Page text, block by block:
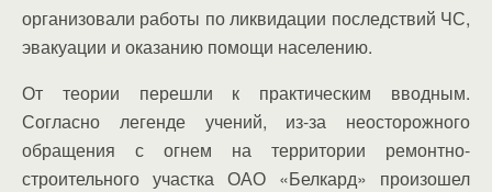
организовали работы по ликвидации последствий ЧС,
эвакуации и оказанию помощи населению.
От теории перешли к практическим вводным.
Согласно легенде учений, из-за неосторожного
обращения с огнем на территории ремонтно-
строительного участка ОАО «Белкард» произошел